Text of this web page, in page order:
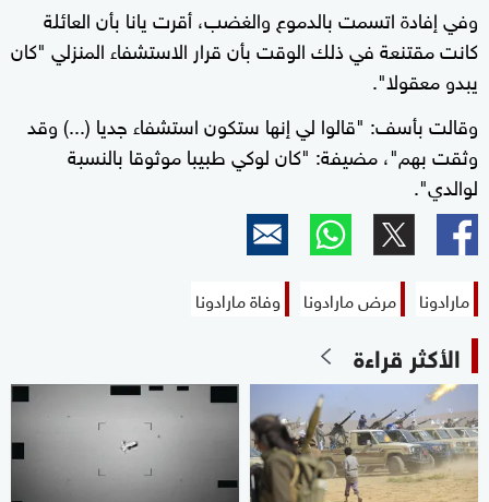
وفي إفادة اتسمت بالدموع والغضب، أقرت يانا بأن العائلة
كانت مقتنعة في ذلك الوقت بأن قرار الاستشفاء المنزلي "كان
يبدو معقولا".
وقالت بأسف: "قالوا لي إنها ستكون استشفاء جديا (...) وقد
وثقت بهم"، مضيفة: "كان لوكي طبيبا موثوقا بالنسبة
لوالدي".
مارادونا مرض مارادونا وفاة مارادونا
الأكثر قراءة